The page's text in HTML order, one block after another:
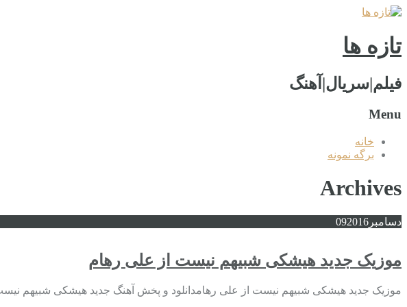
تازه ها
فیلم|سریال|آهنگ
Menu
خانه
برگه نمونه
Archives
دسامبر 092016
موزیک جدید هیشکی شبیهم نیست از علی رهام
موزیک جدید هیشکی شبیهم نیست از علی رهامدانلود و پخش آهنگ جدید هیشکی شبیهم